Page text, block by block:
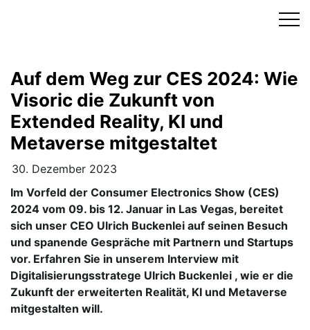
Auf dem Weg zur CES 2024: Wie
Visoric die Zukunft von
Extended Reality, KI und
Metaverse mitgestaltet
30. Dezember 2023
Im Vorfeld der Consumer Electronics Show (CES)
2024 vom 09. bis 12. Januar in Las Vegas, bereitet
sich unser CEO Ulrich Buckenlei auf seinen Besuch
und spanende Gespräche mit Partnern und Startups
vor. Erfahren Sie in unserem Interview mit
Digitalisierungsstratege Ulrich Buckenlei , wie er die
Zukunft der erweiterten Realität, KI und Metaverse
mitgestalten will.